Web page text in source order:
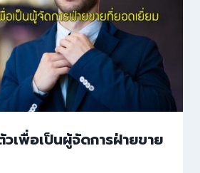
วเพื่อเป็นผู้จัดการฝ่ายขาย